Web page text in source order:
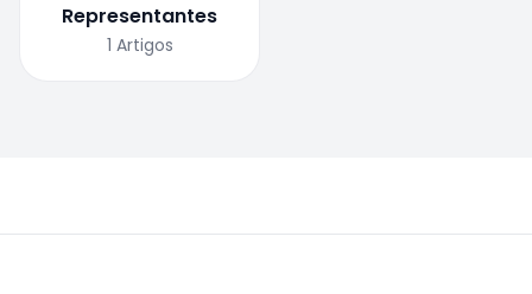
Representantes
1 Artigos